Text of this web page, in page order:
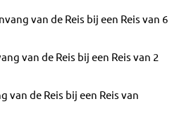
van de Reis bij een Reis van 6
van de Reis bij een Reis van 2
de Reis bij een Reis van